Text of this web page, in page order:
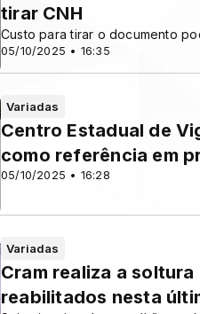
05/10/2025 • 16:35
tirar CNH
Custo para tirar o documento
Variadas
05/10/2025 • 16:28
Centro Estadual de
como referência em
Variadas
Cram realiza a
reabilitados nesta